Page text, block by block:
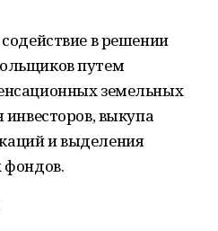
в решении
путем
земельных
инвесторов, выкупа
и выделения
фондов.